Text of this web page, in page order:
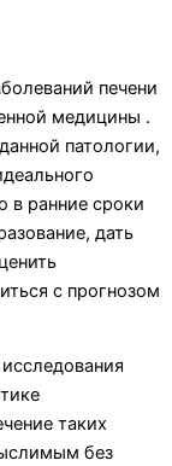
печени
медицины .
патологии,
в ранние сроки
дать
с про­гнозом
таких
без